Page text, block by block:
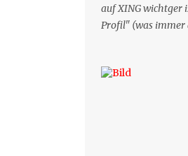
auf XING wichtger
Profil" (was immer
es jetzt die Profil-